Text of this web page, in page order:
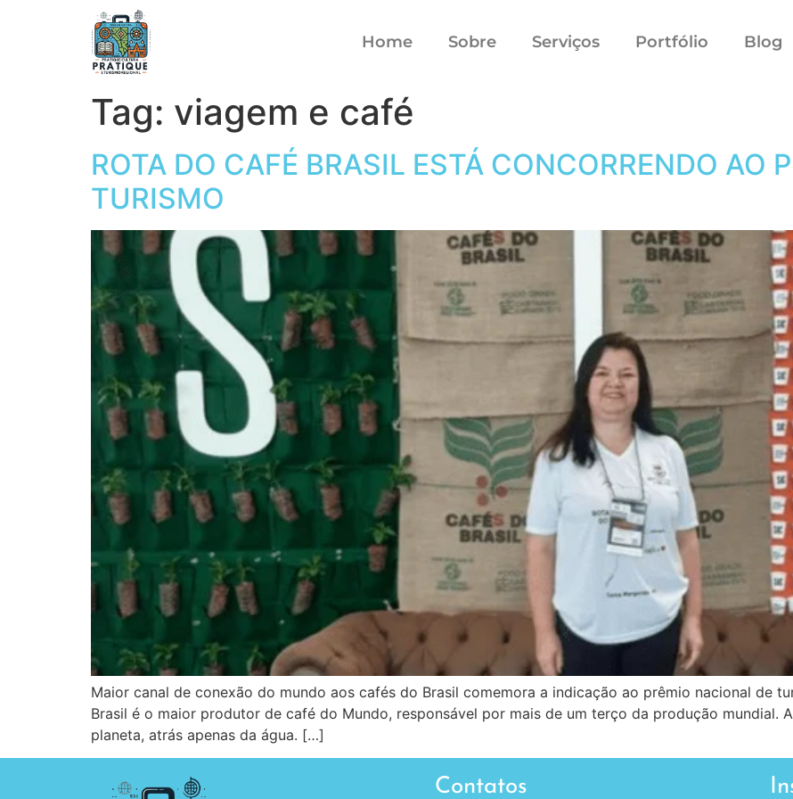
Home Sobre Serviços Portfólio Blog
Tag: viagem e café
ROTA DO CAFÉ BRASIL ESTÁ CONCORRENDO AO
TURISMO
Maior canal de conexão do mundo aos cafés do Brasil comemora a indicação ao prêmio nacional de
Brasil é o maior produtor de café do Mundo, responsável por mais de um terço da produção mundial.
planeta, atrás apenas da água. […]
Contatos